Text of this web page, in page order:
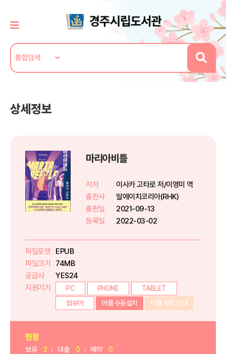
상세정보
마리아비틀
저자
이사카 고타로 저/이영미 역
출판사
알에이치코리아(RHK)
출판일
2021-09-13
등록일
2022-03-02
파일포맷
EPUB
파일크기
74MB
공급사
YES24
지원기기
PC PHONE
TABLET
웹뷰어
어플 수동설치 어플 설치 안내
현황
보유 2 대출 0 예약 0